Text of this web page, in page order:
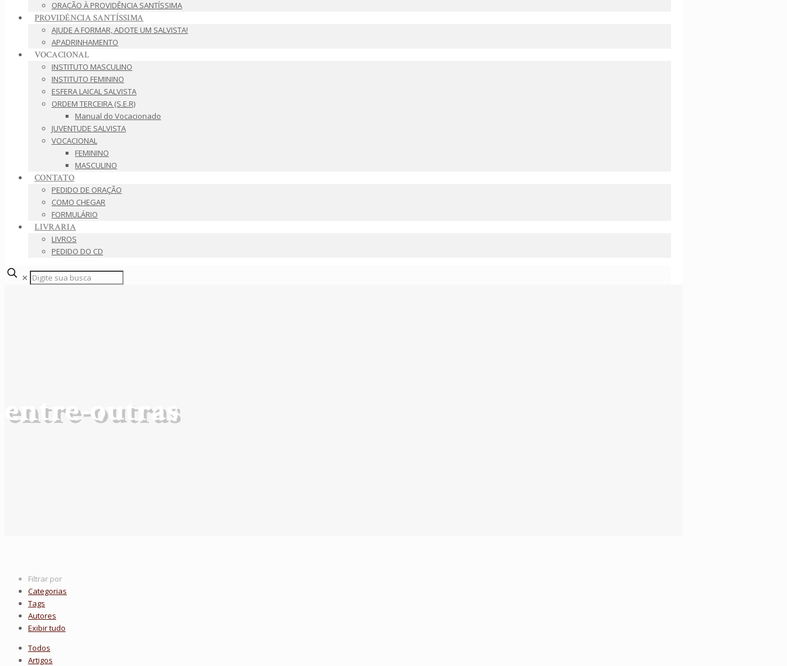
ORAÇÃO À PROVIDÊNCIA SANTÍSSIMA
PROVIDÊNCIA SANTÍSSIMA
AJUDE A FORMAR, ADOTE UM SALVISTA!
APADRINHAMENTO
VOCACIONAL
INSTITUTO MASCULINO
INSTITUTO FEMININO
ESFERA LAICAL SALVISTA
ORDEM TERCEIRA (S.E.R)
Manual do Vocacionado
JUVENTUDE SALVISTA
VOCACIONAL
FEMININO
MASCULINO
CONTATO
PEDIDO DE ORAÇÃO
COMO CHEGAR
FORMULÁRIO
LIVRARIA
LIVROS
PEDIDO DO CD
✕
entre-outras
Filtrar por
Categorias
Tags
Autores
Exibir tudo
Todos
Artigos